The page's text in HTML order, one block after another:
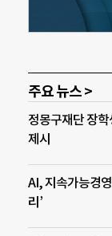
주요 뉴스 >
정몽구재단 장학
제시
AI, 지속가능경
리’